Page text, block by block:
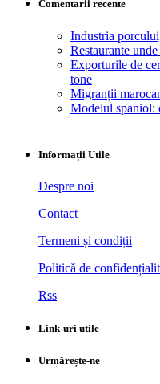
Comentarii recente
Industria
Restaurante
Exporturile de
tone
Migranții
Modelul spaniol:
Informații Utile
Despre noi
Contact
Termeni și condiții
Politică de
Rss
Link-uri utile
Urmărește-ne